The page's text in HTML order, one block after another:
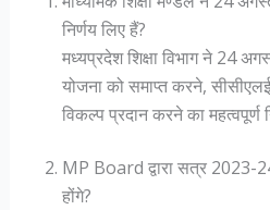
निर्णय लिए हैं?
मध्यप्रदेश शिक्षा विभाग ने 24
योजना को समाप्त करने,
विकल्प प्रदान करने का महत्वपूर्ण
MP Board द्वारा सत्र 2023-
होंगे?